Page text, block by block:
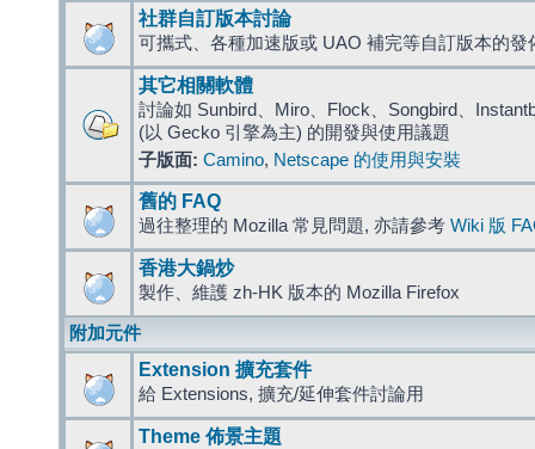
社群自訂版本討論
可攜式、各種加速版或 UAO 補完等自訂版本的發
其它相關軟體
討論如 Sunbird、Miro、Flock、Songbird、
(以 Gecko 引擎為主) 的開發與使用議題
子版面: Camino, Netscape 的使用與安裝
舊的 FAQ
過往整理的 Mozilla 常見問題, 亦請參考 Wiki 版
香港大鍋炒
製作、維護 zh-HK 版本的 Mozilla Firefox
附加元件
Extension 擴充套件
給 Extensions, 擴充/延伸套件討論用
Theme 佈景主題